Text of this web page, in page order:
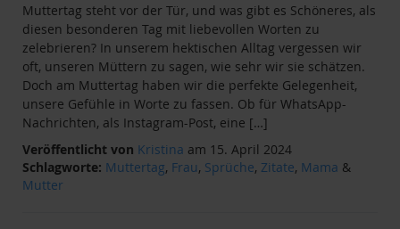
Muttertag steht vor der Tür, und was gibt es Schöneres, als
diesen besonderen Tag mit liebevollen Worten zu
zelebrieren? In unserem hektischen Alltag vergessen wir
oft, unseren Müttern zu sagen, wie sehr wir sie schätzen.
Doch am Muttertag haben wir die perfekte Gelegenheit,
unsere Gefühle in Worte zu fassen. Ob für WhatsApp-
Nachrichten, als Instagram-Post, eine […]
Veröffentlicht von Kristina am 15. April 2024
Schlagworte: Muttertag, Frau, Sprüche, Zitate, Mama &
Mutter